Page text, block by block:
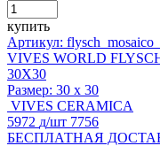
купить
Артикул:
VIVES WORLD
30X30
Размер: 30 x 30
VIVES CERAMICA
5972 д/шт 7756
БЕСПЛАТНАЯ